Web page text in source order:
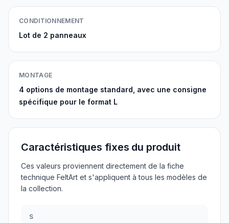
CONDITIONNEMENT
Lot de 2 panneaux
MONTAGE
4 options de montage standard, avec une consigne
spécifique pour le format L
Caractéristiques fixes du produit
Ces valeurs proviennent directement de la fiche
technique FeltArt et s'appliquent à tous les modèles de
la collection.
S